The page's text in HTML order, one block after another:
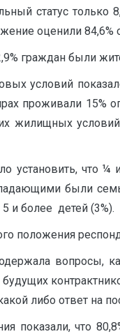
статус только
оценили 84,6%
граждан были
условий
проживали
жилищных
установить, что
были
и более детей (3%).
положения
вопросы,
либо ответ на
показали, что